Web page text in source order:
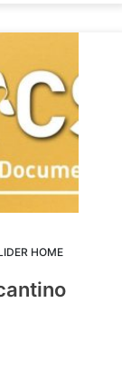
HOME